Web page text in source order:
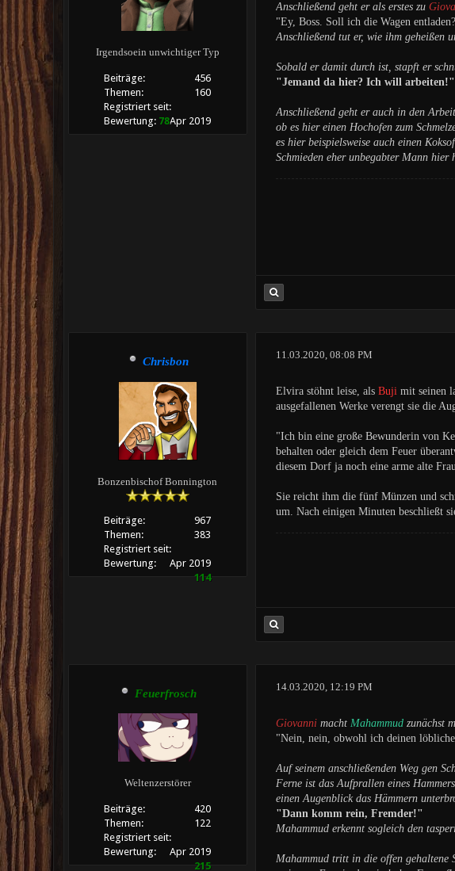
Irgendsoein unwichtiger Typ
Beiträge:
456
Themen:
160
Registriert seit:
Apr 2019
Bewertung: 78
Anschließend geht er als erstes zu
"Ey, Boss. Soll ich die Wagen
Anschließend tut er, wie ihm geheißen
Sobald er damit durch ist, stapft er
"Jemand da hier? Ich will arbeiten!"
Anschließend geht er auch in den
ob es hier einen Hochofen zum
es hier beispielsweise auch einen
Schmieden eher unbegabter Mann hier
Chrisbon
Bonzenbischof Bonnington
Beiträge:
967
Themen:
383
Registriert seit:
Apr 2019
Bewertung:
114
11.03.2020, 08:08 PM
Elvira stöhnt leise, als Bujimit seinen
ausgefallenen Werke verengt sie die
"Ich bin eine große Bewunderin von
behalten oder gleich dem Feuer
diesem Dorf ja noch eine arme alte
Sie reicht ihm die fünf Münzen und
um. Nach einigen Minuten beschließt
Feuerfrosch
Weltenzerstörer
Beiträge:
420
Themen:
122
Registriert seit:
Apr 2019
Bewertung:
215
14.03.2020, 12:19 PM
Giovannimacht Mahammud zunächst
"Nein, nein, obwohl ich deinen
Auf seinem anschließenden Weg gen
Ferne ist das Aufprallen eines
einen Augenblick das Hämmern
"Dann komm rein, Fremder!"
Mahammud erkennt sogleich den
Mahammud tritt in die offen gehaltene